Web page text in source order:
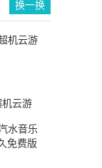
换一换
机云游